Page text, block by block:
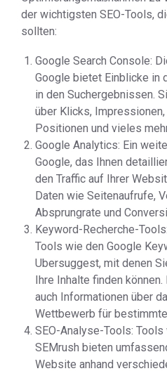
der wichtigsten SEO-Tools,
sollten:
Google Search Console:
Google bietet Einblicke in
in den Suchergebnissen.
über Klicks,
Positionen und vieles
Google Analytics: Ein
Google, das Ihnen
den Traffic auf Ihrer
Daten wie Seitenaufrufe,
Absprungrate und
Keyword-Recherche-
Tools wie den Google
Ubersuggest, mit denen
Ihre Inhalte finden
auch Informationen über
Wettbewerb für
SEO-Analyse-Tools:
SEMrush bieten
Website anhand